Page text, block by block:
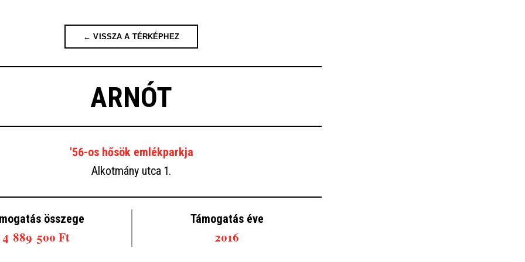
← VISSZA A TÉRKÉPHEZ
ARNÓT
'56-os hősök emlékparkja
Alkotmány utca 1.
összege
4 889 500 Ft
Támogatás éve
2016